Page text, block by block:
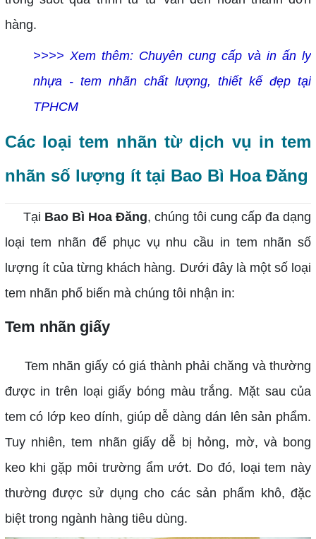
hàng.
>>>> Xem thêm: Chuyên cung cấp và in ấn ly
nhựa - tem nhãn chất lượng, thiết kế đẹp tại
TPHCM
Các loại tem nhãn từ dịch vụ in tem
nhãn số lượng ít tại Bao Bì Hoa Đăng
Tại Bao Bì Hoa Đăng, chúng tôi cung cấp đa dạng
loại tem nhãn để phục vụ nhu cầu in tem nhãn số
lượng ít của từng khách hàng. Dưới đây là một số loại
tem nhãn phổ biến mà chúng tôi nhận in:
Tem nhãn giấy
Tem nhãn giấy có giá thành phải chăng và thường
được in trên loại giấy bóng màu trắng. Mặt sau của
tem có lớp keo dính, giúp dễ dàng dán lên sản phẩm.
Tuy nhiên, tem nhãn giấy dễ bị hỏng, mờ, và bong
keo khi gặp môi trường ẩm ướt. Do đó, loại tem này
thường được sử dụng cho các sản phẩm khô, đặc
biệt trong ngành hàng tiêu dùng.